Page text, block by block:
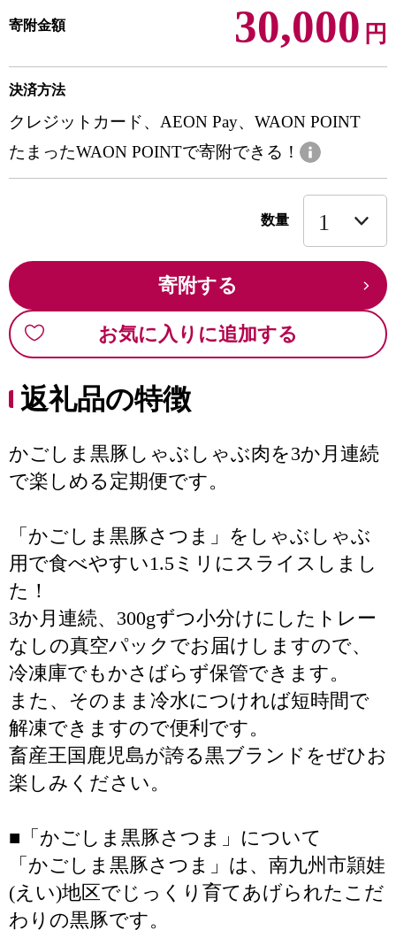
寄附金額 30,000 円
決済方法
クレジットカード、AEON Pay、WAON POINT
たまったWAON POINTで寄附できる！
数量
寄附する
お気に入りに追加する
返礼品の特徴
かごしま黒豚しゃぶしゃぶ肉を3か月連続
で楽しめる定期便です。
「かごしま黒豚さつま」をしゃぶしゃぶ
用で食べやすい1.5ミリにスライスしまし
た！
3か月連続、300gずつ小分けにしたトレー
なしの真空パックでお届けしますので、
冷凍庫でもかさばらず保管できます。
また、そのまま冷水につければ短時間で
解凍できますので便利です。
畜産王国鹿児島が誇る黒ブランドをぜひお
楽しみください。
■「かごしま黒豚さつま」について
「かごしま黒豚さつま」は、南九州市頴娃
(えい)地区でじっくり育てあげられたこだ
わりの黒豚です。